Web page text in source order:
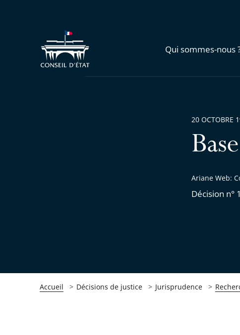
Qui sommes-nous
Ariane Web:
Décision n°
20 OCTOBRE
Accueil Décisions de justice Jurisprudence